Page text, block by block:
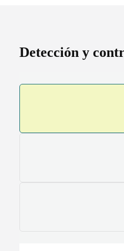
Detección y